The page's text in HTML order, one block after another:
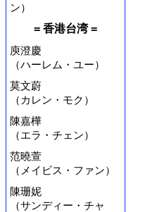
ン）
= 香港台湾 =
庾澄慶
（ハーレム・ユー）
莫文蔚
（カレン・モク）
陳嘉樺
（エラ・チェン）
范曉萱
（メイビス・ファン）
陳珊妮
（サンディー・チャ